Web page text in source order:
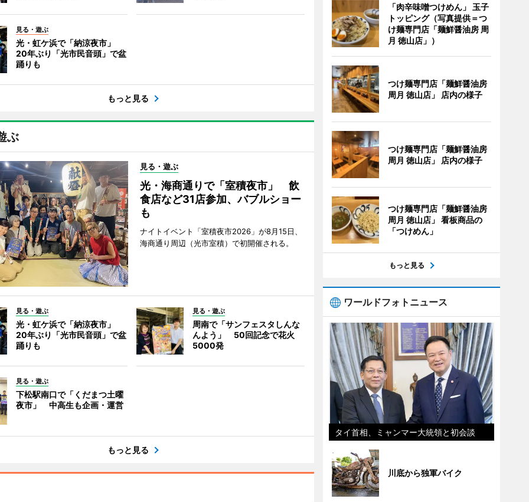
見る・遊ぶ
光・虹ケ浜で「納涼夜市」
20年ぶり「光市民音頭」で盆
踊りも
もっと見る
ぶ
見る・遊ぶ
光・海商通りで「室積夜市」 飲
食店など31店参加、バブルショー
も
ナイトイベント「室積夜市2026」が8月15日、
海商通り周辺（光市室積）で初開催される。
見る・遊ぶ
光・虹ケ浜で「納涼夜市」
20年ぶり「光市民音頭」で盆
踊りも
見る・遊ぶ
周南で「サンフェスタしんな
んよう」 50回記念で花火
5000発
見る・遊ぶ
下松駅南口で「くだまつ土曜
夜市」 中高生も企画・運営
もっと見る
「肉辛味噌つけめん」 玉子
トッピング（写真提供＝つ
け麺専門店「麺鮮醤油房 周
月 徳山店」）
つけ麺専門店「麺鮮醤油房
周月 徳山店」 店内の様子
つけ麺専門店「麺鮮醤油房
周月 徳山店」 店内の様子
つけ麺専門店「麺鮮醤油房
周月 徳山店」 看板商品の
「つけめん」
もっと見る
ワールドフォトニュース
タイ首相、ミャンマー大統領と初会談
川底から独軍バイク